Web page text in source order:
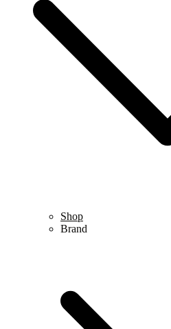
Shop
Brand